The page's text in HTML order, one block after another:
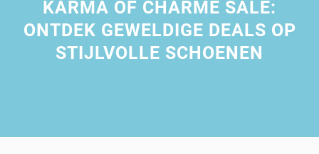
KARMA OF CHARME SALE:
ONTDEK GEWELDIGE DEALS OP
STIJLVOLLE SCHOENEN